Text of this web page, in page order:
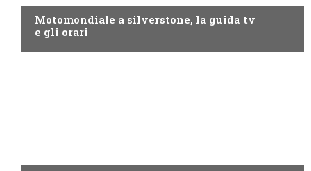
Motomondiale a silverstone, la guida tv
e gli orari